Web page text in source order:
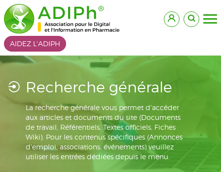
AIDEZ L'ADIPH
Recherche générale
La recherche générale vous permet d'accéder
aux articles et documents du site (Documents
de travail, Référentiels, Textes officiels, Fiches
Wiki). Pour les contenus spécifiques (Annonces
d'emploi, associations, événements) veuillez
utiliser les entrées dédiées depuis le menu.